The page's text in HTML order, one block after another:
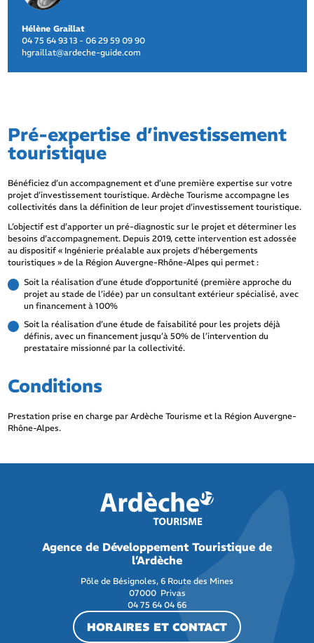
Hélène Graillat
04 75 64 93 13 - 06 29 59 09 90
hgraillat@ardeche-guide.com
Pré-expertise d’investissement
touristique
Bénéficiez d’un accompagnement et d’une première expertise sur votre
projet d’investissement touristique. Ardèche Tourisme accompagne les
collectivités dans la définition de leur projet d’investissement touristique.
L’objectif est d’apporter un pré-diagnostic sur le projet et déterminer les
besoins d’accompagnement. Depuis 2019, cette intervention est adossée
au dispositif « Ingénierie préalable aux projets d’hébergements
touristiques » de la Région Auvergne-Rhône-Alpes qui permet :
Soit la réalisation d’une étude d’opportunité (première approche du
projet au stade de l’idée) par un consultant extérieur spécialisé, avec
un financement à 100%
Soit la réalisation d’une étude de faisabilité pour les projets déjà
définis, avec un financement jusqu’à 50% de l’intervention du
prestataire missionné par la collectivité.
Conditions
Prestation prise en charge par Ardèche Tourisme et la Région Auvergne-
Rhône-Alpes.
Agence de Développement Touristique de
l’Ardèche
Pôle de Bésignoles, 6 Route des Mines
07000 Privas
04 75 64 04 66
HORAIRES ET CONTACT